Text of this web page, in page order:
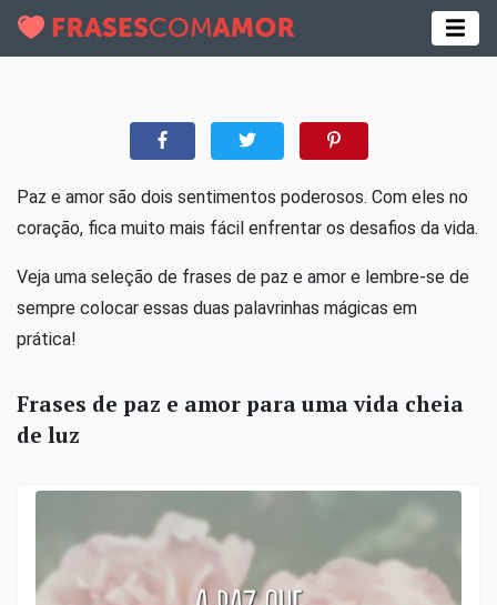
Paz e amor são dois sentimentos poderosos. Com eles no
coração, fica muito mais fácil enfrentar os desafios da vida.
Veja uma seleção de frases de paz e amor e lembre-se de
sempre colocar essas duas palavrinhas mágicas em
prática!
Frases de paz e amor para uma vida cheia
de luz